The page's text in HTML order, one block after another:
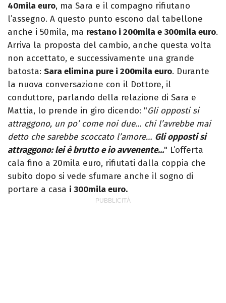
40mila euro, ma Sara e il compagno rifiutano
l’assegno. A questo punto escono dal tabellone
anche i 50mila, ma restano i 200mila e 300mila euro.
Arriva la proposta del cambio, anche questa volta
non accettato, e successivamente una grande
batosta: Sara elimina pure i 200mila euro. Durante
la nuova conversazione con il Dottore, il
conduttore, parlando della relazione di Sara e
Mattia, lo prende in giro dicendo: "Gli opposti si
attraggono, un po’ come noi due… chi l’avrebbe mai
detto che sarebbe scoccato l’amore… Gli opposti si
attraggono: lei è brutto e io avvenente…" L’offerta
cala fino a 20mila euro, rifiutati dalla coppia che
subito dopo si vede sfumare anche il sogno di
portare a casa i 300mila euro.